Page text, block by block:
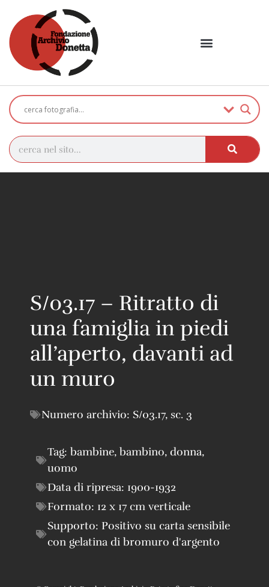
S/03.17 – Ritratto di
una famiglia in piedi
all’aperto, davanti ad
un muro
Numero archivio: S/03.17, sc. 3
Tag: bambine, bambino, donna,
uomo
Data di ripresa: 1900-1932
Formato: 12 x 17 cm verticale
Supporto: Positivo su carta sensibile
con gelatina di bromuro d'argento